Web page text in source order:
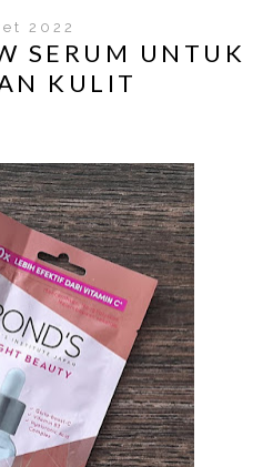
2022
SERUM UNTUK
KULIT